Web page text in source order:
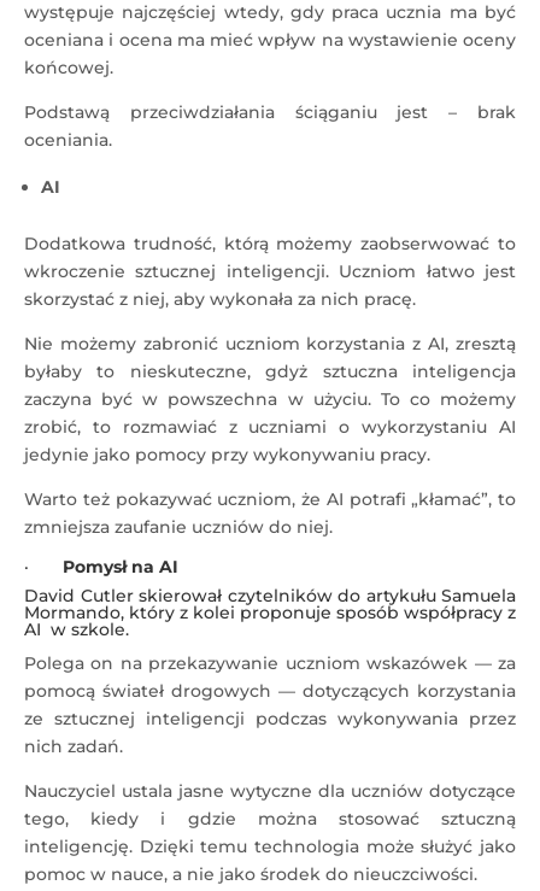
występuje najczęściej wtedy, gdy praca ucznia ma być
oceniana i ocena ma mieć wpływ na wystawienie oceny
końcowej.
Podstawą przeciwdziałania ściąganiu jest – brak
oceniania.
AI
Dodatkowa trudność, którą możemy zaobserwować to
wkroczenie sztucznej inteligencji. Uczniom łatwo jest
skorzystać z niej, aby wykonała za nich pracę.
Nie możemy zabronić uczniom korzystania z AI, zresztą
byłaby to nieskuteczne, gdyż sztuczna inteligencja
zaczyna być w powszechna w użyciu. To co możemy
zrobić, to rozmawiać z uczniami o wykorzystaniu AI
jedynie jako pomocy przy wykonywaniu pracy.
Warto też pokazywać uczniom, że AI potrafi „kłamać”, to
zmniejsza zaufanie uczniów do niej.
·
Pomysł na AI
David Cutler skierował czytelników do artykułu Samuela
Mormando, który z kolei proponuje sposób współpracy z
AI w szkole.
Polega on na przekazywanie uczniom wskazówek — za
pomocą świateł drogowych — dotyczących korzystania
ze sztucznej inteligencji podczas wykonywania przez
nich zadań.
Nauczyciel ustala jasne wytyczne dla uczniów dotyczące
tego, kiedy i gdzie można stosować sztuczną
inteligencję. Dzięki temu technologia może służyć jako
pomoc w nauce, a nie jako środek do nieuczciwości.